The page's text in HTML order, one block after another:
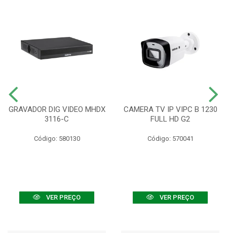
GRAVADOR DIG VIDEO MHDX
3116-C
Código: 580130
VER PREÇO
CAMERA TV IP VIPC B 1230
FULL HD G2
Código: 570041
VER PREÇO